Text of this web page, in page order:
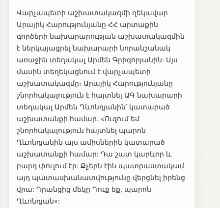
Վարչապետի աշխատակազմի ղեկավար
Արայիկ Հարությունյանը ՀՀ արտաքին
գործերի նախարարության աշխատակազմին
է ներկայացրել նախարարի նորանշանակ
առաջին տեղակալ Արմեն Գրիգորյանին: Այս
մասին տեղեկացնում է վարչապետի
աշխատակազմը։ Արայիկ Հարությունյանը
շնորհակալություն է հայտնել ԱԳ նախարարի
տեղակալ Արմեն Ղևոնդյանին՝ կատարած
աշխատանքի համար. «Ուզում եմ
շնորհակալություն հայտնել պարոն
Ղևոնդյանին այս ամիսներին կատարած
աշխատանքի համար: Դա շատ կարևոր և
բարդ փուլում էր: Քչերն էին պատրաստակամ
այդ պատասխանատվությունը վերցնել իրենց
վրա: Դրանցից մեկը Դուք եք, պարոն
Ղևոնդյան»: